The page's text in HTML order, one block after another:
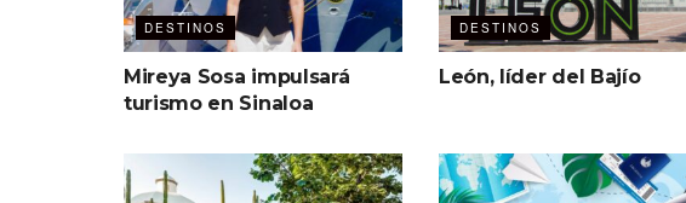
DESTINOS
Mireya Sosa impulsará
turismo en Sinaloa
DESTINOS
León, líder del Bajío